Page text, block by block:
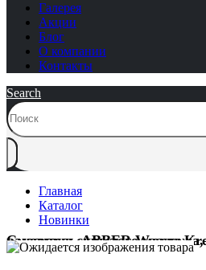
Галерея
Акции
Блог
О компании
Контакты
Search
Главная
Каталог
Новинки
Смеситель ABBER Wasser Kreis AF8112B для раковины